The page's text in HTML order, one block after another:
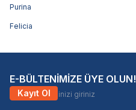
Purina
Felicia
E-BÜLTENİMİZE ÜYE OLUN!
Kayıt Ol